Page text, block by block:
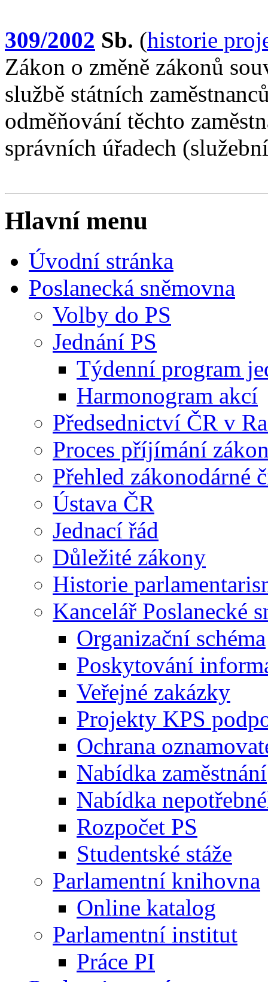
309/2002 Sb. (historie
Zákon o změně zákonů
službě státních
odměňování těchto
správních úřadech
Hlavní menu
Úvodní stránka
Poslanecká sněmovna
Volby do PS
Jednání PS
Týdenní program
Harmonogram akcí
Předsednictví ČR v
Proces příjímání
Přehled zákonodárné
Ústava ČR
Jednací řád
Důležité zákony
Historie
Kancelář Poslanecké
Organizační schéma
Poskytování
Veřejné zakázky
Projekty KPS
Ochrana
Nabídka zaměstnání
Nabídka
Rozpočet PS
Studentské stáže
Parlamentní knihovna
Online katalog
Parlamentní institut
Práce PI